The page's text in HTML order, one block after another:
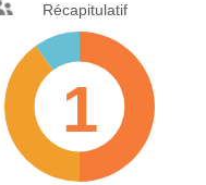
Récapitulatif
1